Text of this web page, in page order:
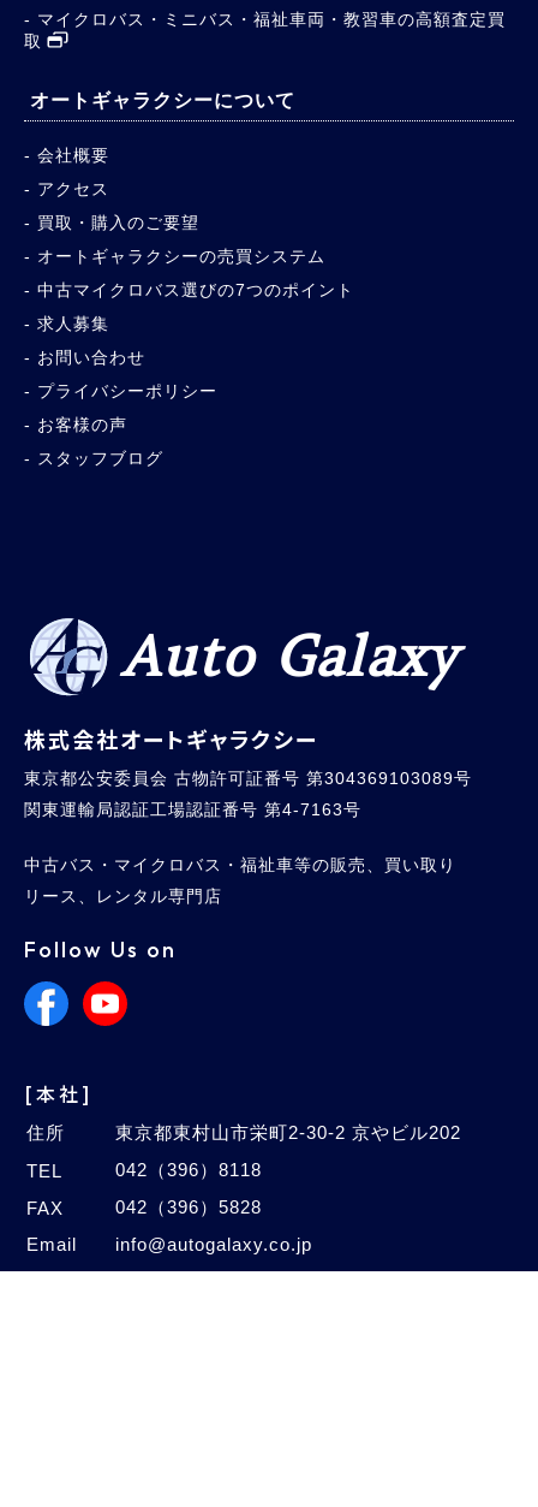
マイクロバス・ミニバス・福祉車両・教習車の高額査定買
取
オートギャラクシーについて
会社概要
アクセス
買取・購入のご要望
オートギャラクシーの売買システム
中古マイクロバス選びの7つのポイント
求人募集
お問い合わせ
プライバシーポリシー
お客様の声
スタッフブログ
Auto Galaxy
株式会社オートギャラクシー
東京都公安委員会 古物許可証番号 第304369103089号
関東運輸局認証工場認証番号 第4-7163号
中古バス・マイクロバス・福祉車等の販売、買い取り
リース、レンタル専門店
Follow Us on
[本社]
住所
東京都東村山市栄町2-30-2 京やビル202
TEL
042（396）8118
FAX
042（396）5828
Email
info@autogalaxy.co.jp